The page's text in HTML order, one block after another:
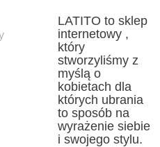
LATITO to sklep
internetowy ,
który
stworzyliśmy z
myślą o
kobietach dla
których ubrania
to sposób na
wyrażenie siebie
i swojego stylu.